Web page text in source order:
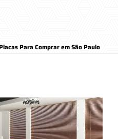
Para Comprar em São Paulo